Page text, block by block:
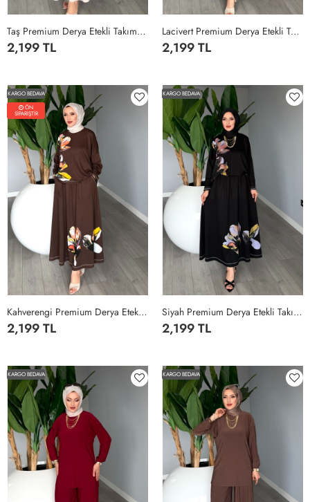
36-
54
Taş Premium Derya Etekli Takım Yazlık Oysho Kumaş Tesettür Giyim Taş Rengi
2,199 TL
36-
54
Lacivert Premium Derya Etekli Takım Yazlık Oysho Kumaş Tesettür Giyim Lacivert
2,199 TL
KARGO BEDAVA
ÖN
SİPARİŞTİR
36-
54
Kahverengi Premium Derya Etekli Takım Yazlık Oysho Kumaş Tesettür Giyim Kahverengi
2,199 TL
KARGO BEDAVA
36-
54
Siyah Premium Derya Etekli Takım Yazlık Oysho Kumaş Tesettür Giyim Siyah
2,199 TL
KARGO BEDAVA KARGO BEDAVA